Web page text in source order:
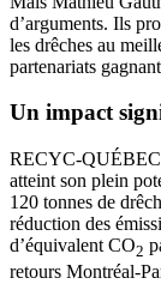
d’arguments. Ils
les drêches au
partenariats
Un impact
RECYC-QUÉBEC
atteint son plein
120 tonnes de
réduction des
d’équivalent CO2
retours Montréal-